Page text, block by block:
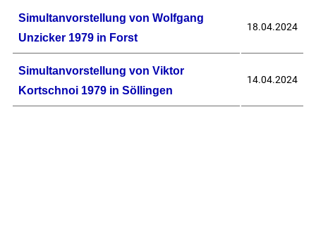
Beiträge
Titel Veröffentlichungsdatum
Simultanvorstellung von Wolfgang
Unzicker 1979 in Forst
18.04.2024
Simultanvorstellung von Viktor
Kortschnoi 1979 in Söllingen
14.04.2024